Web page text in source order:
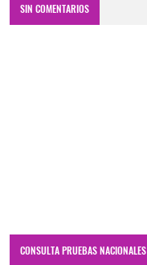
SIN COMENTARIOS
CONSULTA PRUEBAS NACIONALES